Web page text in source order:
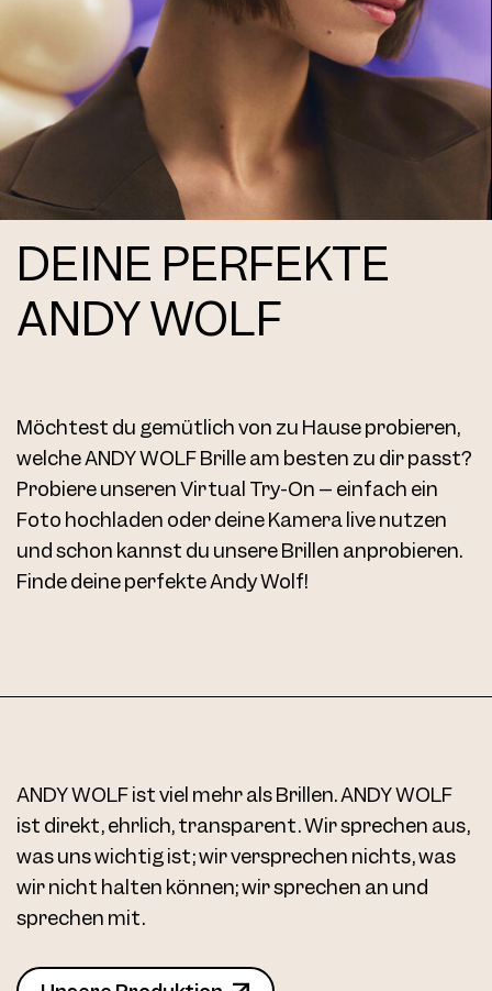
DEINE PERFEKTE
ANDY WOLF
Möchtest du gemütlich von zu Hause probieren,
welche ANDY WOLF Brille am besten zu dir passt?
Probiere unseren Virtual Try-On – einfach ein
Foto hochladen oder deine Kamera live nutzen
und schon kannst du unsere Brillen anprobieren.
Finde deine perfekte Andy Wolf!
ANDY WOLF ist viel mehr als Brillen. ANDY WOLF
ist direkt, ehrlich, transparent. Wir sprechen aus,
was uns wichtig ist; wir versprechen nichts, was
wir nicht halten können; wir sprechen an und
sprechen mit.